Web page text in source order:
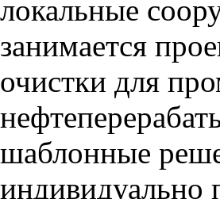
локальные
занимается
очистки для
шаблонные
индивидуально